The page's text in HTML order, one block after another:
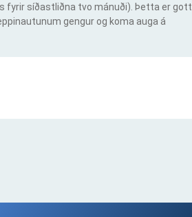
fyrir síðastliðna tvo mánuði). Þetta er gott
gengur og koma auga á